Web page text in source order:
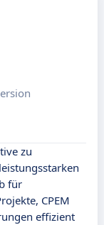
zu
für
CPEM
effizient